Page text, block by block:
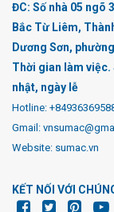
ĐC: Số nhà 05 ngõ
Bắc Từ Liêm,
Dương Sơn,
Thời gian làm việc.
nhật, ngày lễ
Hotline:
Gmail:
Website: sumac.vn
KẾT NỐI VỚI